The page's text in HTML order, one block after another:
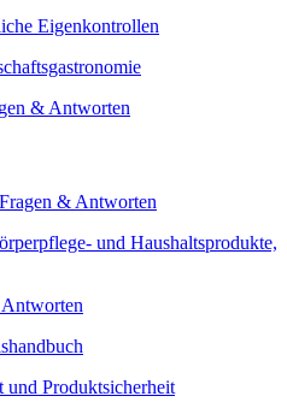
Eigenkontrollen
& Antworten
& Antworten
und Haushaltsprodukte,
Produktsicherheit